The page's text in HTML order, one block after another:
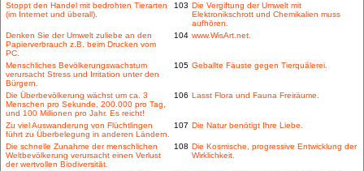
Stoppt den Handel mit bedrohten Tierarten
(im Internet und überall).
103 Die Vergiftung der Umwelt mit
Elektronikschrott und Chemikalien muss
aufhören.
Denken Sie der Umwelt zuliebe an den
Papierverbrauch z.B. beim Drucken vom
PC.
104 www.WisArt.net.
Menschliches Bevölkerungswachstum
verursacht Stress und Irritation unter den
Bürgern.
105 Geballte Fäuste gegen Tierquälerei.
Die Überbevölkerung wächst um ca. 3
Menschen pro Sekunde, 200.000 pro Tag,
und 100 Millionen pro Jahr. Es reicht!
106 Lasst Flora und Fauna Freiräume.
Zu viel Auswanderung von Flüchtlingen
führt zu Überbelegung in anderen Ländern.
107 Die Natur benötigt Ihre Liebe.
Die schnelle Zunahme der menschlichen
Weltbevölkerung verursacht einen Verlust
der wertvollen Biodiversität.
108 Die Kosmische, progressive Entwicklung der
Wirklichkeit.